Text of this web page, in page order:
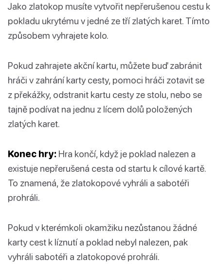
Jako zlatokop musíte vytvořit nepřerušenou cestu k
pokladu ukrytému v jedné ze tří zlatých karet. Tímto
způsobem vyhrajete kolo.
Pokud zahrajete akční kartu, můžete buď zabránit
hráči v zahrání karty cesty, pomoci hráči zotavit se
z překážky, odstranit kartu cesty ze stolu, nebo se
tajně podívat na jednu z lícem dolů položených
zlatých karet.
Konec hry: Hra končí, když je poklad nalezen a
existuje nepřerušená cesta od startu k cílové kartě.
To znamená, že zlatokopové vyhráli a sabotéři
prohráli.
Pokud v kterémkoli okamžiku nezůstanou žádné
karty cest k líznutí a poklad nebyl nalezen, pak
vyhráli sabotéři a zlatokopové prohráli.